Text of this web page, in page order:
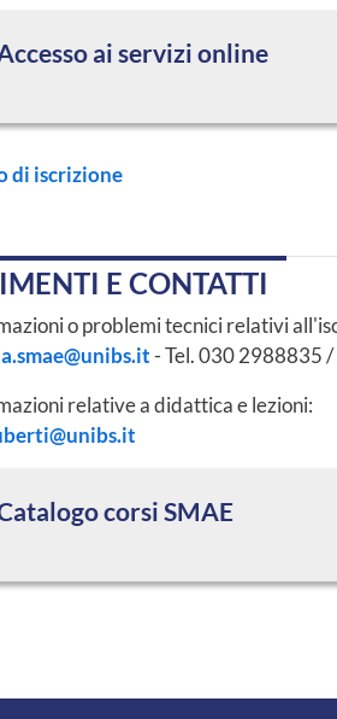
ai servizi online
di iscrizione
E CONTATTI
o problemi tecnici relativi
- Tel. 030 2988835
relative a didattica e lezioni:
corsi SMAE